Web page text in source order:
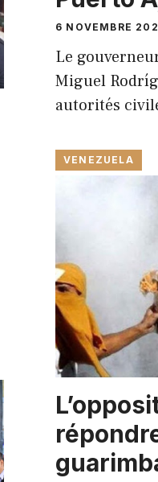
6 NOVEMBRE
Le
Miguel
autorités
VENEZUELA